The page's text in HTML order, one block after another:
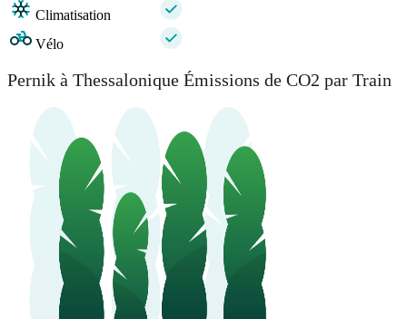
Climatisation
Vélo
Pernik à Thessalonique Émissions de CO2 par Train